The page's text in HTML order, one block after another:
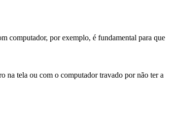
computador, por exemplo, é fundamental para que
na tela ou com o computador travado por não ter a